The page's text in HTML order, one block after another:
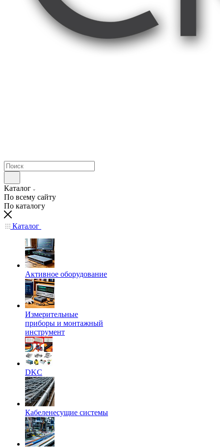
Каталог
По всему сайту
По каталогу
Каталог
Активное оборудование
Измерительные
приборы и монтажный
инструмент
DKC
Кабеленесущие системы